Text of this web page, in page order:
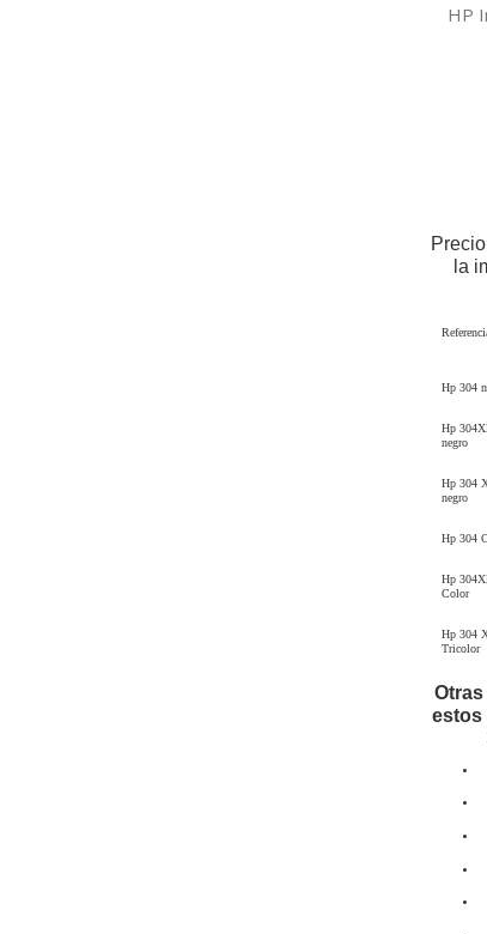
HP
la
Hp 304
Hp
negro
Hp 304
negro
Hp 304
Hp
Color
Hp 304
Tricolor
estos